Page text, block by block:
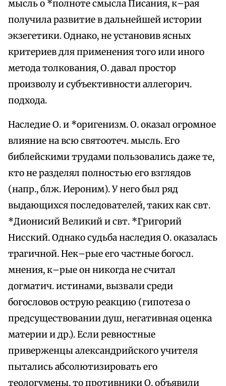
мысль о *полноте смысла Писания, к–рая
получила развитие в дальнейшей истории
экзегетики. Однако, не установив ясных
критериев для применения того или иного
метода толкования, О. давал простор
произволу и субъективности аллегорич.
подхода.
Наследие О. и *оригенизм. О. оказал огромное
влияние на всю святоотеч. мысль. Его
библейскими трудами пользовались даже те,
кто не разделял полностью его взглядов
(напр., блж. Иероним). У него был ряд
выдающихся последователей, таких как свт.
*Дионисий Великий и свт. *Григорий
Нисский. Однако судьба наследия О. оказалась
трагичной. Нек–рые его частные богосл.
мнения, к–рые он никогда не считал
догматич. истинами, вызвали среди
богословов острую реакцию (гипотеза о
предсуществовании душ, негативная оценка
материи и др.). Если ревностные
приверженцы александрийского учителя
пытались абсолютизировать его
теологумены, то противники О. объявили